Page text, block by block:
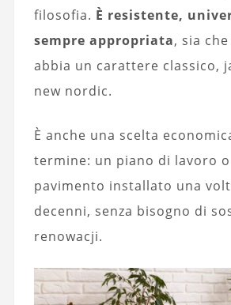
filosofia. È resistente,
sempre appropriata, sia
abbia un carattere classico,
new nordic.
È anche una scelta
termine: un piano di lavoro
pavimento installato una
decenni, senza bisogno di
renowacji.